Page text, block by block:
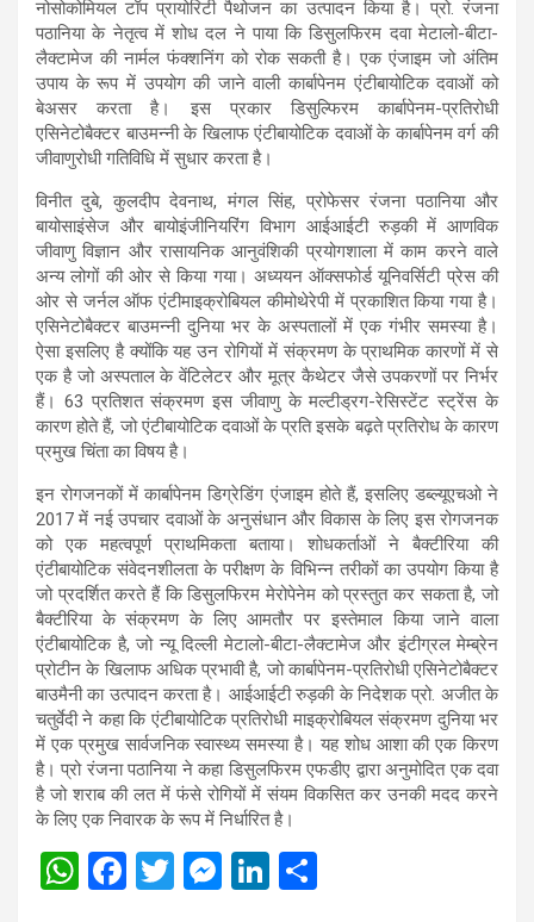
नोसोकोमियल टॉप प्रायोरिटी पैथोजन का उत्पादन किया है। प्रो. रंजना
पठानिया के नेतृत्व में शोध दल ने पाया कि डिसुलफिरम दवा मेटालो-बीटा-
लैक्टामेज की नार्मल फंक्शनिंग को रोक सकती है। एक एंजाइम जो अंतिम
उपाय के रूप में उपयोग की जाने वाली कार्बापेनम एंटीबायोटिक दवाओं को
बेअसर करता है। इस प्रकार डिसुल्फिरम कार्बापेनम-प्रतिरोधी
एसिनेटोबैक्टर बाउमन्नी के खिलाफ एंटीबायोटिक दवाओं के कार्बापेनम वर्ग की
जीवाणुरोधी गतिविधि में सुधार करता है।
विनीत दुबे, कुलदीप देवनाथ, मंगल सिंह, प्रोफेसर रंजना पठानिया और
बायोसाइंसेज और बायोइंजीनियरिंग विभाग आईआईटी रुड़की में आणविक
जीवाणु विज्ञान और रासायनिक आनुवंशिकी प्रयोगशाला में काम करने वाले
अन्य लोगों की ओर से किया गया। अध्ययन ऑक्सफोर्ड यूनिवर्सिटी प्रेस की
ओर से जर्नल ऑफ एंटीमाइक्रोबियल कीमोथेरेपी में प्रकाशित किया गया है।
एसिनेटोबैक्टर बाउमन्नी दुनिया भर के अस्पतालों में एक गंभीर समस्या है।
ऐसा इसलिए है क्योंकि यह उन रोगियों में संक्रमण के प्राथमिक कारणों में से
एक है जो अस्पताल के वेंटिलेटर और मूत्र कैथेटर जैसे उपकरणों पर निर्भर
हैं। 63 प्रतिशत संक्रमण इस जीवाणु के मल्टीड्रग-रेसिस्टेंट स्ट्रेंस के
कारण होते हैं, जो एंटीबायोटिक दवाओं के प्रति इसके बढ़ते प्रतिरोध के कारण
प्रमुख चिंता का विषय है।
इन रोगजनकों में कार्बापेनम डिग्रेडिंग एंजाइम होते हैं, इसलिए डब्ल्यूएचओ ने
2017 में नई उपचार दवाओं के अनुसंधान और विकास के लिए इस रोगजनक
को एक महत्वपूर्ण प्राथमिकता बताया। शोधकर्ताओं ने बैक्टीरिया की
एंटीबायोटिक संवेदनशीलता के परीक्षण के विभिन्न तरीकों का उपयोग किया है
जो प्रदर्शित करते हैं कि डिसुलफिरम मेरोपेनेम को प्रस्तुत कर सकता है, जो
बैक्टीरिया के संक्रमण के लिए आमतौर पर इस्तेमाल किया जाने वाला
एंटीबायोटिक है, जो न्यू दिल्ली मेटालो-बीटा-लैक्टामेज और इंटीग्रल मेम्ब्रेन
प्रोटीन के खिलाफ अधिक प्रभावी है, जो कार्बापेनम-प्रतिरोधी एसिनेटोबैक्टर
बाउमैनी का उत्पादन करता है। आईआईटी रुड़की के निदेशक प्रो. अजीत के
चतुर्वेदी ने कहा कि एंटीबायोटिक प्रतिरोधी माइक्रोबियल संक्रमण दुनिया भर
में एक प्रमुख सार्वजनिक स्वास्थ्य समस्या है। यह शोध आशा की एक किरण
है। प्रो रंजना पठानिया ने कहा डिसुलफिरम एफडीए द्वारा अनुमोदित एक दवा
है जो शराब की लत में फंसे रोगियों में संयम विकसित कर उनकी मदद करने
के लिए एक निवारक के रूप में निर्धारित है।
W F
T
M Li